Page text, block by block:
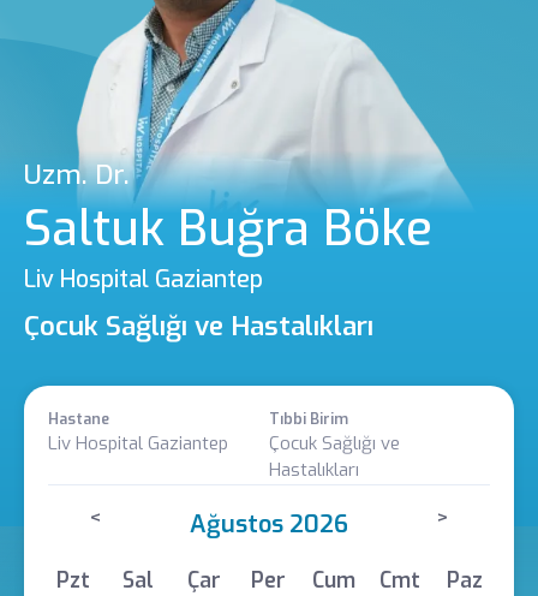
Uzm. Dr.
Saltuk Buğra Böke
Liv Hospital Gaziantep
Çocuk Sağlığı ve Hastalıkları
Hastane
Liv Hospital Gaziantep
Tıbbi Birim
Çocuk Sağlığı ve
Hastalıkları
< Ağustos 2026 >
Pzt Sal Çar Per Cum Cmt
Paz